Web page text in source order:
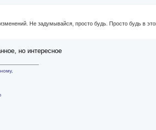
Не задумывайся, просто будь. Просто будь в
но интересное